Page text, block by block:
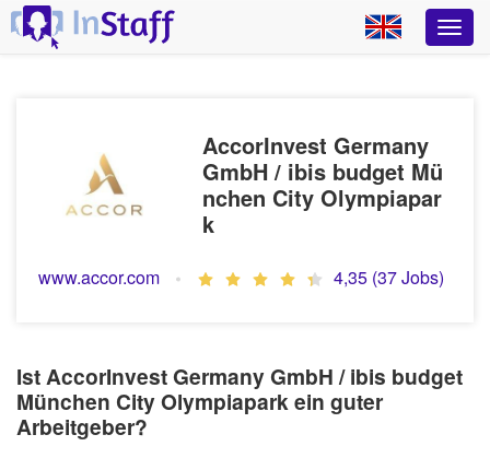
AccorInvest Germany
GmbH / ibis budget Mü
nchen City Olympiapar
k
www.accor.com 4,35 (37 Jobs)
Ist AccorInvest Germany GmbH / ibis budget
München City Olympiapark ein guter
Arbeitgeber?